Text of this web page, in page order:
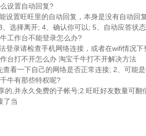
设置自动回复?
设置旺旺里的自动回复，本身是没有自动
、选择离开; 4、确认你可以; 5、自动应答状
工作台不能登录怎么办?
登录请检查手机网络连接，或者在wifi情况下
台打不开怎么办 淘宝千牛打不开解决方法
查看一下自己的网络是否正常连接; 2、可能
牛有那些特权呢?
的,并永久免费的子帐号;2.旺旺好友数量可
了当